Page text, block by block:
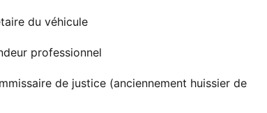
du véhicule
professionnel
de justice (anciennement huissier de